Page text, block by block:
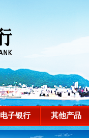
电子银行 其他产品